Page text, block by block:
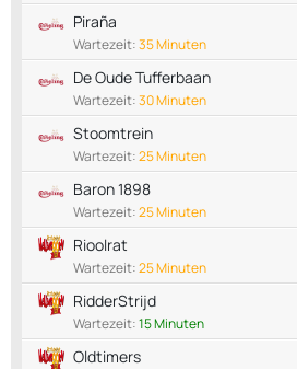
Piraña
Wartezeit:35 Minuten
De Oude Tufferbaan
Wartezeit:30 Minuten
Stoomtrein
Wartezeit:25 Minuten
Baron 1898
Wartezeit:25 Minuten
Rioolrat
Wartezeit:25 Minuten
RidderStrijd
Wartezeit:15 Minuten
Oldtimers